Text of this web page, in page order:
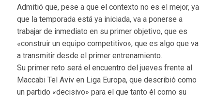
Admitió que, pese a que el contexto no es el mejor, ya
que la temporada está ya iniciada, va a ponerse a
trabajar de inmediato en su primer objetivo, que es
«construir un equipo competitivo», que es algo que va
a transmitir desde el primer entrenamiento.
Su primer reto será el encuentro del jueves frente al
Maccabi Tel Aviv en Liga Europa, que describió como
un partido «decisivo» para el que tanto él como su